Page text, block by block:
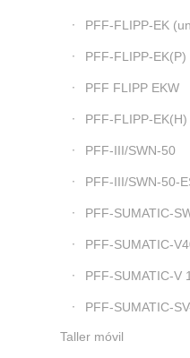
PFF-FLIPP-EK
PFF-FLIPP-EK(P)
PFF FLIPP EKW
PFF-FLIPP-EK(H)
PFF-III/SWN-50
PFF-III/SWN-50-
PFF-SUMATIC-
PFF-SUMATIC-
PFF-SUMATIC-V
PFF-SUMATIC-
Taller móvil